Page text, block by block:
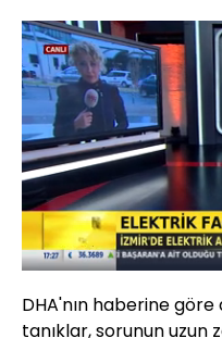
Sesi
Aç
Yüklendi:
19.13%
DHA'nın haberine
tanıklar, sorunun uzun